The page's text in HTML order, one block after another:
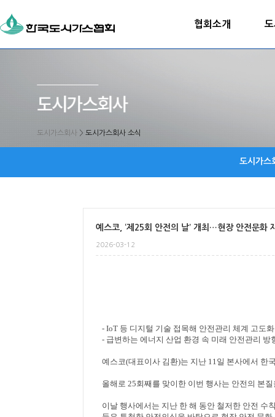
협회소개
도시가스회사 > 도시가스회사 소식
도시가스
예스코, ‘제25회 안전의 날’ 개최…현장 안전문화
2026-03-12
- IoT 등 디지털 기술 접목해 안전관리 체계 고도
- 급변하는 에너지 산업 환경 속 미래 안전관리 방
예스코(대표이사 김환)는 지난 11일 본사에서 한
올해로 25회째를 맞이한 이번 행사는 안전의 본
이날 행사에서는 지난 한 해 동안 철저한 안전 수